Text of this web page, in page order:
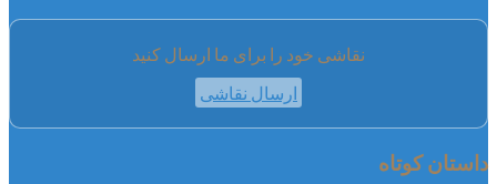
نقاشی خود را برای ما ارسال کنید
ارسال نقاشی
داستان کوتاه